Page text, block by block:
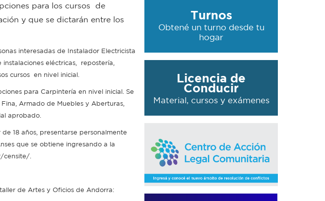
para los cursos de
y que se dictarán entre los
interesadas de Instalador Electricista
eléctricas, repostería,
cursos en nivel inicial.
para Carpintería en nivel inicial. Se
Armado de Muebles y Aberturas,
aprobado.
18 años, presentarse personalmente
que se obtiene ingresando a la
censite/.
de Artes y Oficios de Andorra:
Turnos
Obtené un turno desde tu
hogar
Licencia de
Conducir
Material, cursos y exámenes